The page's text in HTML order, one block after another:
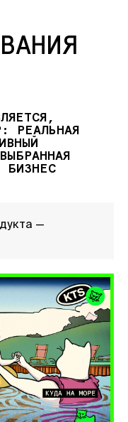
РЕАЛЬНАЯ
БИЗНЕС
—